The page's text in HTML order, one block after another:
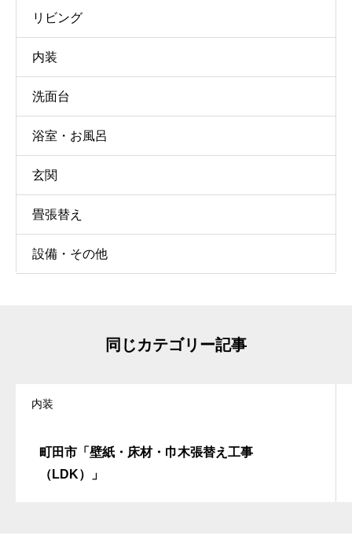
リビング
内装
洗面台
浴室・お風呂
玄関
畳張替え
設備・その他
同じカテゴリー記事
内装
町田市「壁紙・床材・巾木張替え工事
（LDK）」